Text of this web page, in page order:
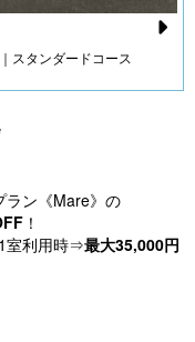
スタンダードコース
e
ラン《Mare》の
！
室利用時⇒最大35,000円